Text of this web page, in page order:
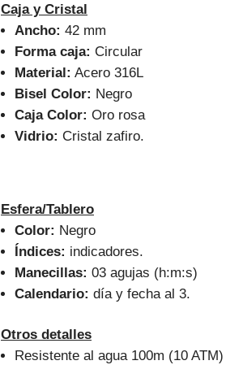
Caja y Cristal
Ancho: 42 mm
Forma caja: Circular
Material: Acero 316L
Bisel Color: Negro
Caja Color: Oro rosa
Vidrio: Cristal zafiro.
Esfera/Tablero
Color: Negro
Índices: indicadores.
Manecillas: 03 agujas (h:m:s)
Calendario: día y fecha al 3.
Otros detalles
Resistente al agua 100m (10 ATM)